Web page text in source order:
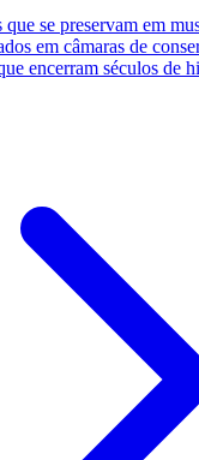
se preservam em
em câmaras de
encerram séculos de
oportunidade de
dedicadas à
elo essencial para
e, naturalmente, do Pão